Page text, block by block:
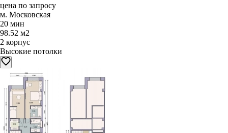
цена по запросу
м. Московская
20 мин
98.52 м2
2 корпус
Высокие потолки